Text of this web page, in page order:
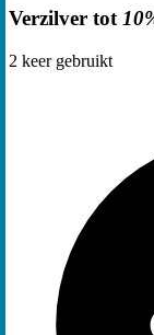
Verzilver tot
2 keer gebruikt